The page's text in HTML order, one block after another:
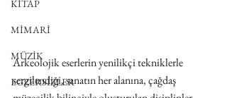
KİTAP
MİMARİ
MÜZİK
EGZERSİZLER
Arkeolojik eserlerin yenilikçi tekniklerle
sergilendiği, sanatın her alanına, çağdaş